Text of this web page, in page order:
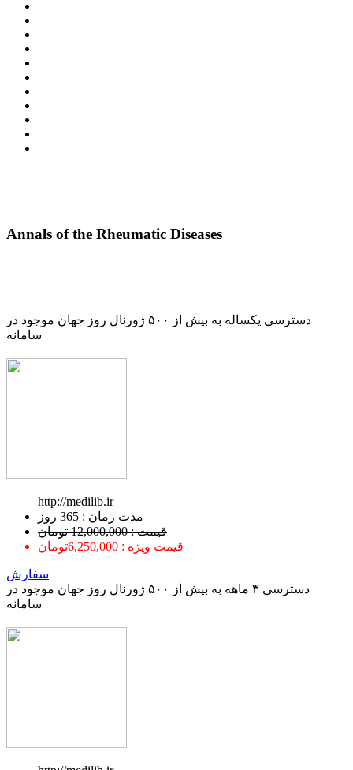
Annals of the Rheumatic Diseases
دسترسی یکساله به بیش از ۵۰۰ ژورنال روز جهان موجود در
سامانه
http://medilib.ir
ﻣﺪﺕ ﺯﻣﺎﻥ : 365 ﺭﻭﺯ
قیمت : 12,000,000 تومان
قیمت ویژه : 6,250,000تومان
سفارش
دسترسی ۳ ماهه به بیش از ۵۰۰ ژورنال روز جهان موجود در
سامانه